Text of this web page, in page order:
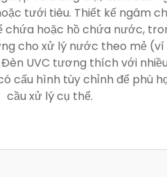
tưới tiêu. Thiết kế ngâm
hoặc hồ chứa nước,
cho xử lý nước theo mẻ (ví
UVC tương thích với
cấu hình tùy chỉnh để phù
cầu xử lý cụ thể.